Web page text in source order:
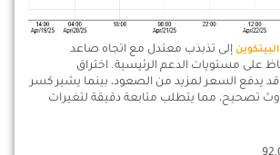
إلى تذبذب معتدل مع اتجاه صاعد
على مستويات الدعم الرئيسية. اختراق
يدفع السعر لمزيد من الصعود، بينما يشير كسر
تصحيح، مما يتطلب متابعة دقيقة لتغيرات